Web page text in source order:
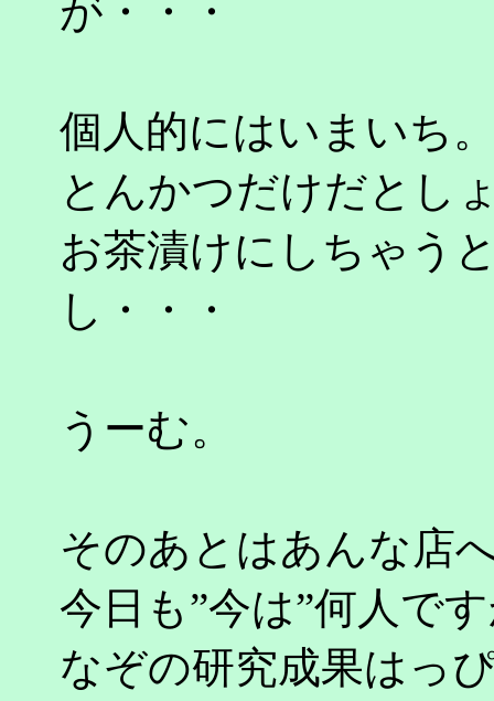
が・・・
個人的にはいまいち
とんかつだけだとし
お茶漬けにしちゃう
し・・・
うーむ。
そのあとはあんな店
今日も”今は”何人で
なぞの研究成果はっ